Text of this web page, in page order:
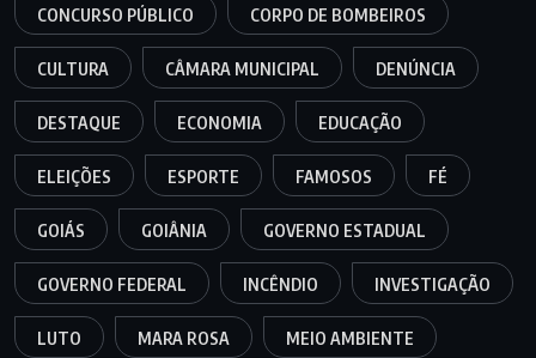
CONCURSO PÚBLICO CORPO DE BOMBEIROS
CULTURA CÂMARA MUNICIPAL DENÚNCIA
DESTAQUE ECONOMIA EDUCAÇÃO
ELEIÇÕES ESPORTE FAMOSOS FÉ
GOIÁS GOIÂNIA GOVERNO ESTADUAL
GOVERNO FEDERAL INCÊNDIO INVESTIGAÇÃO
LUTO MARA ROSA MEIO AMBIENTE